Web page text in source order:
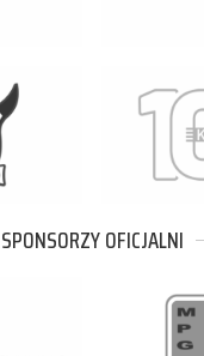
SPONSORZY OFICJALNI